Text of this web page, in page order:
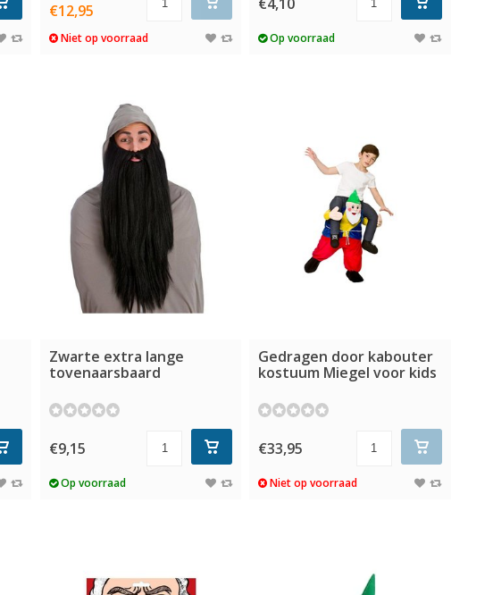
€12,95
Niet op voorraad Op voorraad
Zwarte extra lange
tovenaarsbaard
€9,15
Op voorraad
Gedragen door kabouter
kostuum Miegel voor kids
€33,95
Niet op voorraad